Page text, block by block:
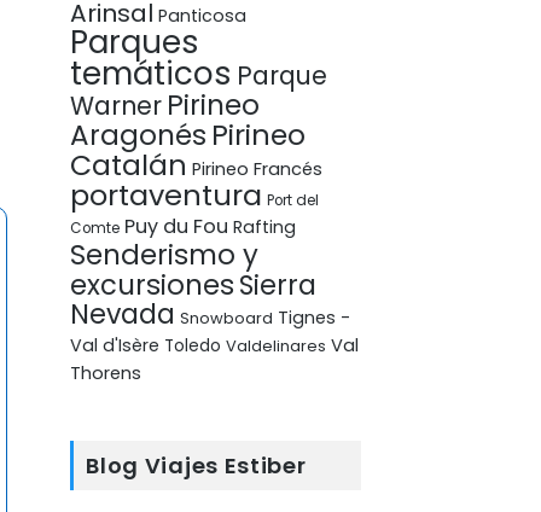
Arinsal Panticosa
Parques
temáticos Parque
Warner Pirineo
Aragonés Pirineo
Catalán Pirineo Francés
portaventura Port del
Comte Puy du Fou Rafting
Senderismo y
excursionesSierra
Nevada Snowboard Tignes -
Val d'Isère Toledo Valdelinares Val
Thorens
Blog Viajes Estiber